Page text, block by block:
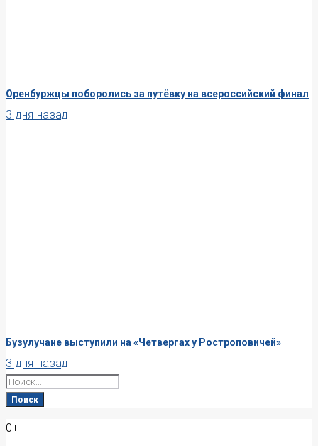
Оренбуржцы поборолись за путёвку на всероссийский финал
3 дня назад
Бузулучане выступили на «Четвергах у Ростроповичей»
3 дня назад
Search
for:
Поиск
0+